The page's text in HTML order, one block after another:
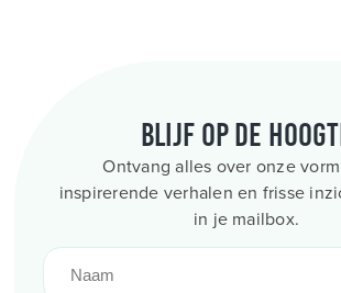
Blijf op de
Ontvang alles over onze
inspirerende verhalen en frisse
in je mailbox.